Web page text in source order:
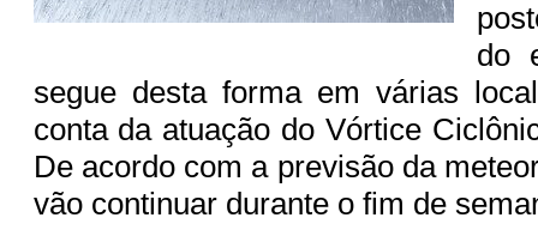
do
segue desta forma em várias
conta da atuação do Vórtice
De acordo com a previsão da
vão continuar durante o fim de